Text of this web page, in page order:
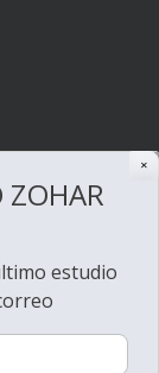
✕
ZOHAR
estudio